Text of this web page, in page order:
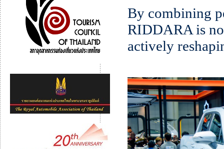
By combining
RIDDARA is
actively